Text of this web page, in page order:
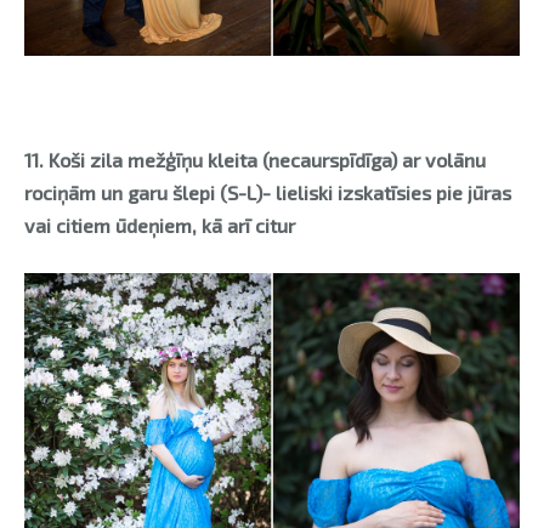
11. Koši zila mežģīņu kleita (necaurspīdīga) ar volānu
rociņām un garu šlepi (S-L)- lieliski izskatīsies pie jūras
vai citiem ūdeņiem, kā arī citur